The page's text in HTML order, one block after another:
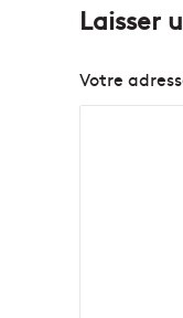
n
l
e
Laisser
Votre